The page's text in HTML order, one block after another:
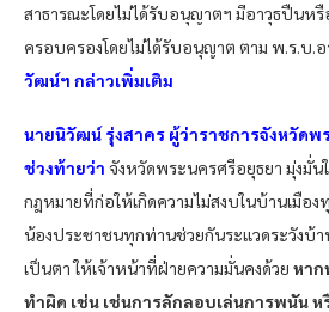
สาธารณะโดยไม่ได้รับอนุญาตฯ มีอาวุธปืนหรื
ครอบครองโดยไม่ได้รับอนุญาต ตาม พ.ร.บ.
วัฒน์ฯ กล่าวเพิ่มเติม
นายนิวัฒน์ รุ่งสาคร ผู้ว่าราชการจังหวัดพ
ช่วงท้ายว่า จังหวัดพระนครศรีอยุธยา มุ่งมั่น
กฎหมายที่ก่อให้เกิดความไม่สงบในบ้านเมือ
น้องประชาชนทุกท่านช่วยกันระแวดระวังบ้า
เป็นตา ให้เจ้าหน้าที่ฝ่ายความมั่นคงด้วย หาก
ทำผิด เช่น เช่นการลักลอบเล่นการพนัน